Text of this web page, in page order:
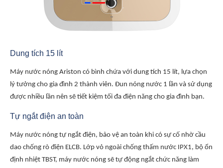
Dung tích 15 lít
Máy nước nóng Ariston có bình chứa với dung tích 15 lít, lựa chọn
lý tưởng cho gia đình 2 thành viên. Đun nóng nước 1 lần và sử dụng
được nhiều lần nên sẽ tiết kiệm tối đa điện năng cho gia đình bạn.
Tự ngắt điện an toàn
Máy nước nóng tự ngắt điện, bảo vệ an toàn khi có sự cố nhờ cầu
dao chống rò điện ELCB. Lớp vỏ ngoài chống thấm nước IPX1, bộ ổn
định nhiệt TBST, máy nước nóng sẽ tự động ngắt chức năng làm